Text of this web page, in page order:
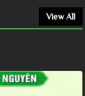
View All